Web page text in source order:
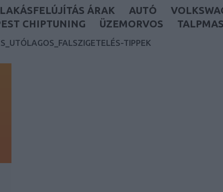
LAKÁSFELÚJÍTÁS ÁRAK AUTÓ
CHIPTUNING
ÜZEMORVOS
TIPPEK